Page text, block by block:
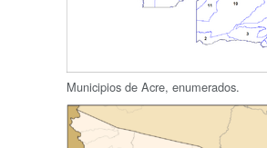
Municipios de Acre, enumerados.